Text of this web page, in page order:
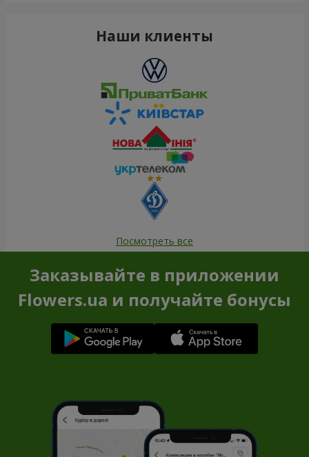
Наши клиенты
Посмотреть все
Заказывайте в приложении
Flowers.ua и получайте бонусы